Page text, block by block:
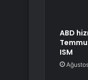
ABD
ISM